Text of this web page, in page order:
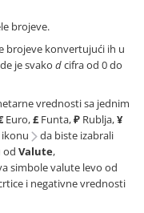
brojeve.
brojeve konvertujući ih u
je svako dcifra od 0 do
vrednosti sa jednim
Euro,£Funta,₽ Rublja,¥
ikonu
da biste izabrali
od Valute,
simbole valute levo od
i negativne vrednosti